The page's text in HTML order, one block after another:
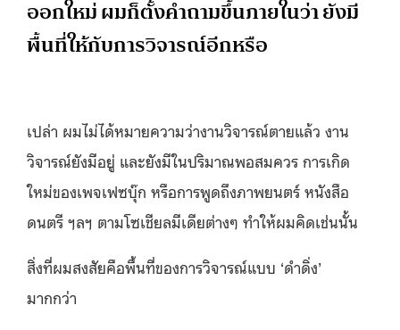
ออกใหม่ ผมก็ตั้งคำถามขึ้นภายในว่า ยังมี
พื้นที่ให้กับการวิจารณ์อีกหรือ
เปล่า ผมไม่ได้หมายความว่างานวิจารณ์ตายแล้ว งาน
วิจารณ์ยังมีอยู่ และยังมีในปริมาณพอสมควร การเกิด
ใหม่ของเพจเฟซบุ๊ก หรือการพูดถึงภาพยนตร์ หนังสือ
ดนตรี ฯลฯ ตามโซเชียลมีเดียต่างๆ ทำให้ผมคิดเช่นนั้น
สิ่งที่ผมสงสัยคือพื้นที่ของการวิจารณ์แบบ ‘ดำดิ่ง’
มากกว่า